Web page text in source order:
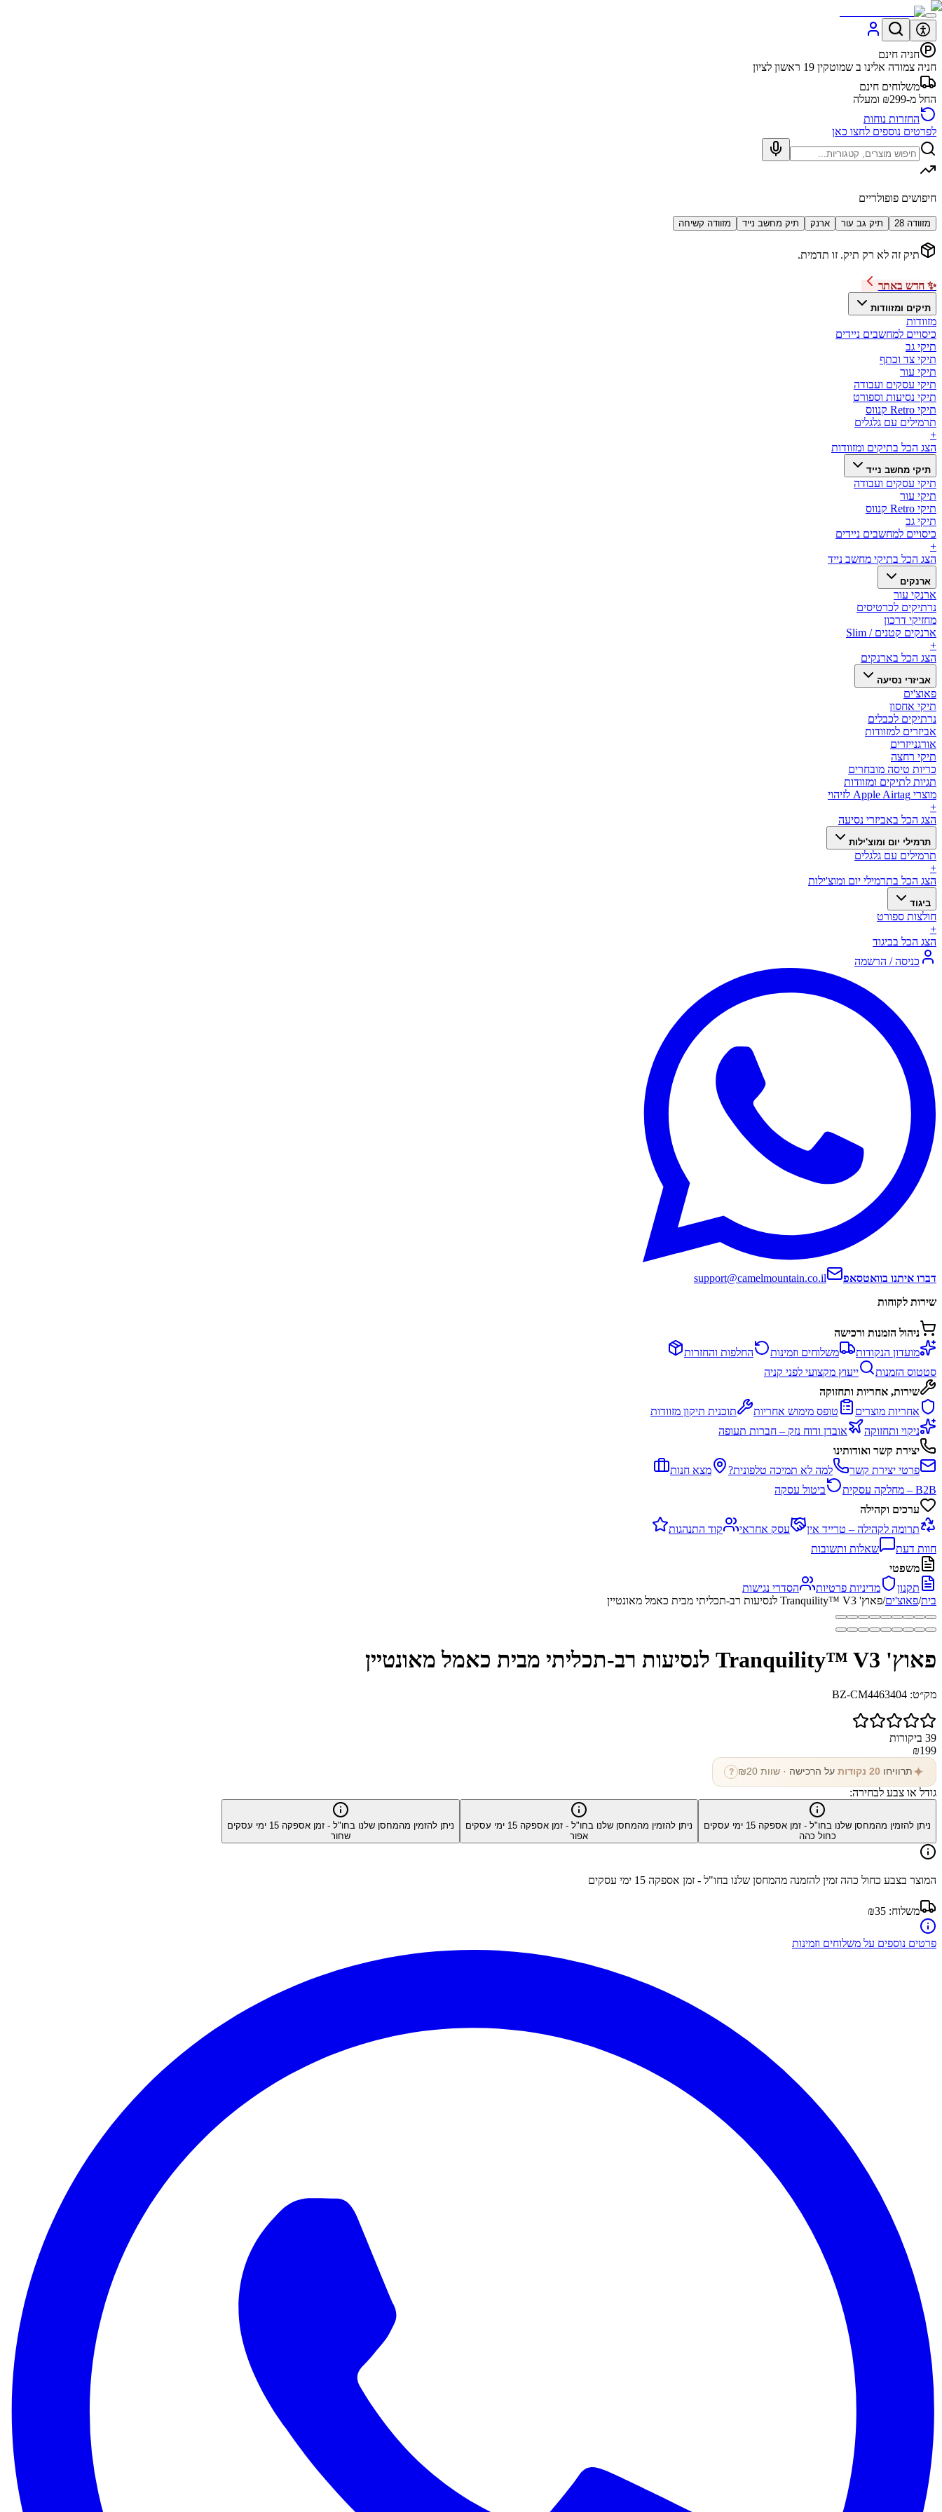
חניה חינם
חניה צמודה אלינו ב שמוטקין 19 ראשון לציון
משלוחים חינם
החל מ-₪299 ומעלה
החזרות נוחות
לפרטים נוספים לחצו כאן
חיפושים פופולריים
מזוודה 28 תיק גב עור ארנק תיק מחשב נייד מזוודה קשיחה
תיק זה לא רק תיק. זו תדמית.
✨ חדש באתר
תיקים ומזוודות
מזוודות
כיסויים למחשבים ניידים
תיקי גב
תיקי צד וכתף
תיקי עור
תיקי עסקים ועבודה
תיקי נסיעות וספורט
תיקי Retro קנווס
תרמילים עם גלגלים
+
הצג הכל בתיקים ומזוודות
תיקי מחשב נייד
תיקי עסקים ועבודה
תיקי עור
תיקי Retro קנווס
תיקי גב
כיסויים למחשבים ניידים
+
הצג הכל בתיקי מחשב נייד
ארנקים
ארנקי עור
נרתיקים לכרטיסים
מחזיקי דרכון
ארנקים קטנים / Slim
+
הצג הכל בארנקים
אביזרי נסיעה
פאוצ'ים
תיקי אחסון
נרתיקים לכבלים
אביזרים למזוודות
אורגנייזרים
תיקי רחצה
כריות טיסה מובחרים
תגיות לתיקים ומזוודות
מוצרי Apple Airtag לזיהוי
+
הצג הכל באביזרי נסיעה
תרמילי יום ומוצ'ילות
תרמילים עם גלגלים
+
הצג הכל בתרמילי יום ומוצ'ילות
ביגוד
חולצות ספורט
+
הצג הכל בביגוד
כניסה / הרשמה
דברו איתנו בוואטסאפ
support@camelmountain.co.il
שירות לקוחות
ניהול הזמנות ורכישה
מועדון הנקודות
משלוחים וזמינות
החלפות והחזרות
סטטוס הזמנות
ייעוץ מקצועי לפני קניה
שירות, אחריות ותחזוקה
אחריות מוצרים
טופס מימוש אחריות
תוכנית תיקון מזוודות
ניקוי ותחזוקה
אובדן ודוח נזק – חברות תעופה
יצירת קשר ואודותינו
פרטי יצירת קשר
למה לא תמיכה טלפונית?
מצא חנות
B2B – מחלקה עסקית
ביטול עסקה
ערכים וקהילה
תרומה לקהילה – טרייד אין
עסק אחראי
קוד התנהגות
חוות דעת
שאלות ותשובות
משפטי
תקנון
מדיניות פרטיות
הסדרי נגישות
בית/פאוצ'ים/פאוץ' Tranquility™ V3 לנסיעות רב-תכליתי מבית כאמל מאונטיין
פאוץ' Tranquility™ V3 לנסיעות רב-תכליתי מבית כאמל מאונטיין
מק״ט: BZ-CM4463404
39 ביקורות
₪199
✦ תרוויחו 20 נקודות על הרכישה · שוות ₪ 20
?
גודל או צבע לבחירה:
ניתן להזמין מהמחסן שלנו בחו"ל - זמן אספקה 15 ימי עסקים
כחול כהה
ניתן להזמין מהמחסן שלנו בחו"ל - זמן אספקה 15 ימי עסקים
אפור
ניתן להזמין מהמחסן שלנו בחו"ל - זמן אספקה 15 ימי עסקים
שחור
המוצר בצבע כחול כהה זמין להזמנה מהמחסן שלנו בחו"ל - זמן אספקה 15 ימי עסקים
משלוח: ₪35
פרטים נוספים על משלוחים וזמינות